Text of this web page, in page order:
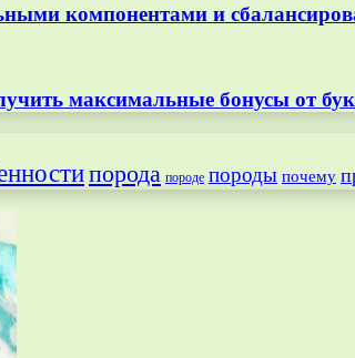
компонентами и
максимальные бонусы от
порода породе породы почему